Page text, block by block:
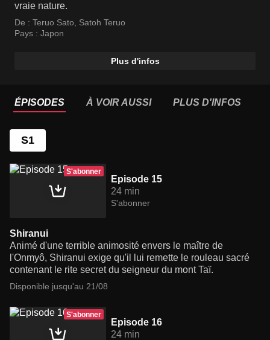
vraie nature.
De : Teruo Sato
Satoh Teruo
Pays : Japon
Plus d'infos
ÉPISODES À VOIR AUSSI PLUS D'INFOS
S1
S'abonner
Episode 15
24 min
S'abonner
Shiranui
Animé d'une terrible animosité envers le maître de
l'Onmyô, Shiranui exige qu'il lui remette le rouleau sacré
contenant le rite secret du seigneur du mont Taï.
Disponible jusqu'au 21/08
S'abonner
Episode 16
24 min